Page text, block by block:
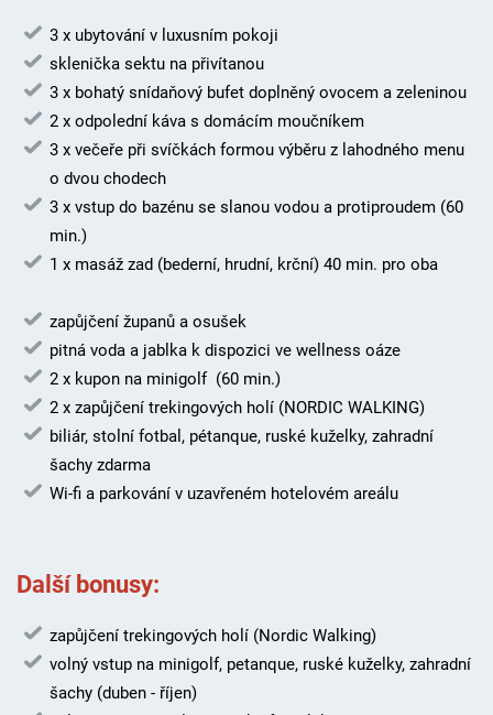
3 x ubytování v luxusním pokoji
sklenička sektu na přivítanou
3 x bohatý snídaňový bufet doplněný ovocem a zeleninou
2 x odpolední káva s domácím moučníkem
3 x večeře při svíčkách formou výběru z lahodného menu
o dvou chodech
3 x vstup do bazénu se slanou vodou a protiproudem (60
min.)
1 x masáž zad (bederní, hrudní, krční) 40 min. pro oba
zapůjčení županů a osušek
pitná voda a jablka k dispozici ve wellness oáze
2 x kupon na minigolf (60 min.)
2 x zapůjčení trekingových holí (NORDIC WALKING)
biliár, stolní fotbal, pétanque, ruské kuželky, zahradní
šachy zdarma
Wi-fi a parkování v uzavřeném hotelovém areálu
Další bonusy:
zapůjčení trekingových holí (Nordic Walking)
volný vstup na minigolf, petanque, ruské kuželky, zahradní
šachy (duben - říjen)